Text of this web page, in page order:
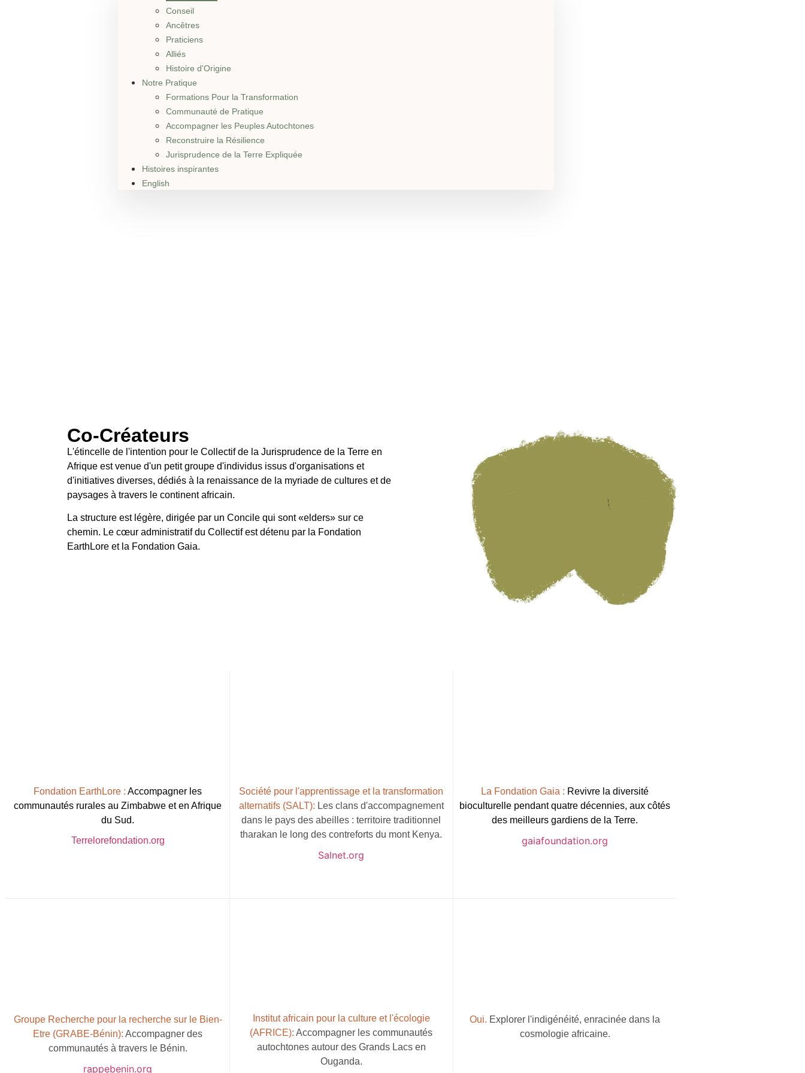
Conseil
Ancêtres
Praticiens
Alliés
Histoire d'Origine
Notre Pratique
Formations Pour la Transformation
Communauté de Pratique
Accompagner les Peuples Autochtones
Reconstruire la Résilience
Jurisprudence de la Terre Expliquée
Histoires inspirantes
English
Co-Créateurs
L'étincelle de l'intention pour le Collectif de la Jurisprudence de la Terre en
Afrique est venue d'un petit groupe d'individus issus d'organisations et
d'initiatives diverses, dédiés à la renaissance de la myriade de cultures et de
paysages à travers le continent africain.
La structure est légère, dirigée par un Concile qui sont «elders» sur ce
chemin. Le cœur administratif du Collectif est détenu par la Fondation
EarthLore et la Fondation Gaia.
Fondation EarthLore : Accompagner les
communautés rurales au Zimbabwe et en Afrique
du Sud.
Terrelorefondation.org
Société pour l'apprentissage et la transformation
alternatifs (SALT): Les clans d'accompagnement
dans le pays des abeilles : territoire traditionnel
tharakan le long des contreforts du mont Kenya.
Salnet.org
La Fondation Gaia : Revivre la diversité
bioculturelle pendant quatre décennies, aux côtés
des meilleurs gardiens de la Terre.
gaiafoundation.org
Groupe Recherche pour la recherche sur le Bien-
Etre (GRABE-Bénin):Accompagner des
communautés à travers le Bénin.
rappebenin.org
Institut africain pour la culture et l'écologie
(AFRICE): Accompagner les communautés
autochtones autour des Grands Lacs en
Ouganda.
Oui. Explorer l'indigénéité, enracinée dans la
cosmologie africaine.